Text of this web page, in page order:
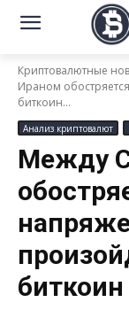
Криптовалютные
Ираном
биткоин...
Анализ криптовалют
Между